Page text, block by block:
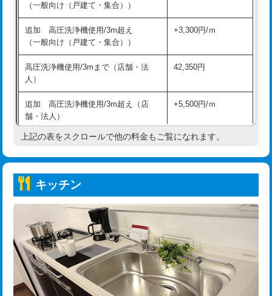
（P/S/ポップアップ））
交換・取付（その他部品） 11,000円+材料費
持込商品取付（単水栓） 13,200円
持込商品取付（混合水栓）
持込商品取付（浄水器・分岐水栓） 16,500円
持込商品取付（温水洗浄便座） 22,000円
持込商品取付（普通便座⇔温水洗浄便
22,000円
給水管工事※（ホール加工)
給水管工事※（バンド止め) 3,300円
給水管工事※（支持金具設置) 5,500円
給水管工事※（保温材使用（バンド止
め込み）)
5,500円
（一般向け（戸建て・集合））
追加 高圧洗浄機使用/3m超え
（一般向け（戸建て・集合））
+3,300円/ｍ
高圧洗浄機使用/3mまで（店舗・法
人）
42,350円
追加 高圧洗浄機使用/3m超え（店
舗・法人）
+5,500円/ｍ
高度高圧洗浄換 現地調査
トーラー機使用/3mまで
追加トーラー機使用/3m超え +3,300円
カメラ調査 33,000円
桝清掃 8,800円
止水・漏水調査・防水処理・清掃・修
11,000円
上記の表をスクロールで他の料金もご覧になれます。
キッチン